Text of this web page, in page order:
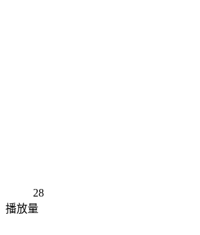
28
播放量